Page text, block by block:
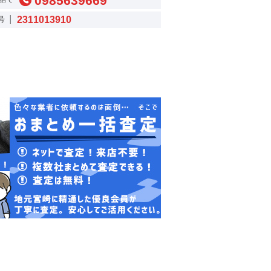
│ 2311013910